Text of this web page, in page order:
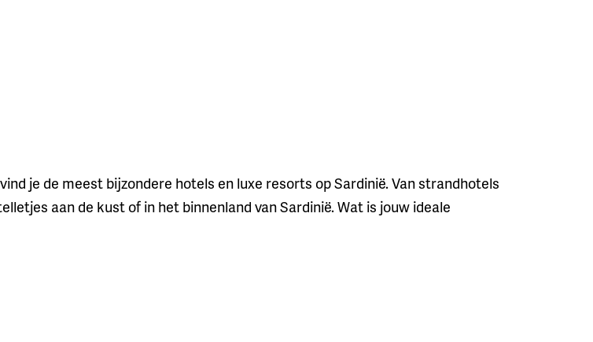
je de meest bijzondere hotels en luxe resorts op Sardinië. Van strandhotels
aan de kust of in het binnenland van Sardinië. Wat is jouw ideale